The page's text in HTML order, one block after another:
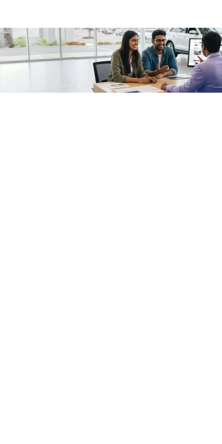
/fragments/plp-details